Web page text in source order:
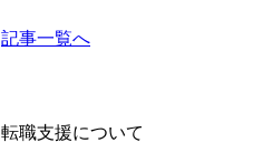
記事一覧へ
転職支援について